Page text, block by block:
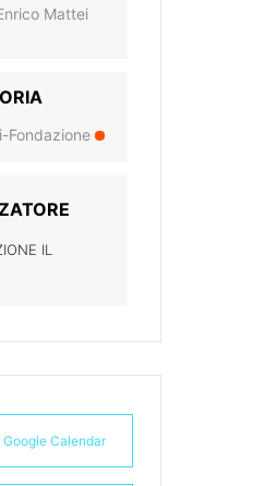
Mattei
Fondazione
IL
Calendar